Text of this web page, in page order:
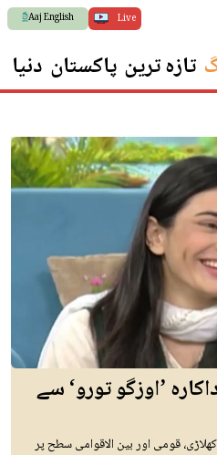
Live
Aaj English
تازہ ترین پاکستان دنیا
’اوزگو تورو‘ سے
قومی اور بین الاقوامی سطح پر